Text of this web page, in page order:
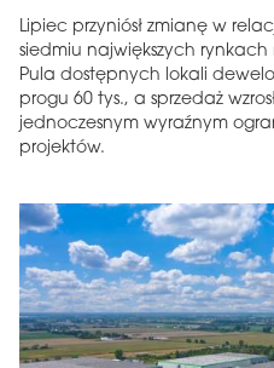
Lipiec przyniósł zmianę w
siedmiu największych rynkach
Pula dostępnych lokali
progu 60 tys., a sprzedaż
jednoczesnym wyraźnym
projektów.
MAGAZYN
Wydanie 6 (308)